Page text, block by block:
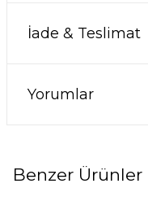
İade & Teslimat
Yorumlar
Benzer Ürünler